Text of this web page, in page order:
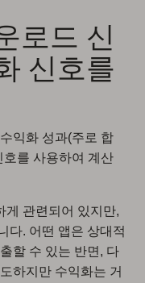
로드 신
신호를
익화 성과(주로 합
를 사용하여 계산
게 관련되어 있지만,
다. 어떤 앱은 상대적
할 수 있는 반면, 다
하지만 수익화는 거